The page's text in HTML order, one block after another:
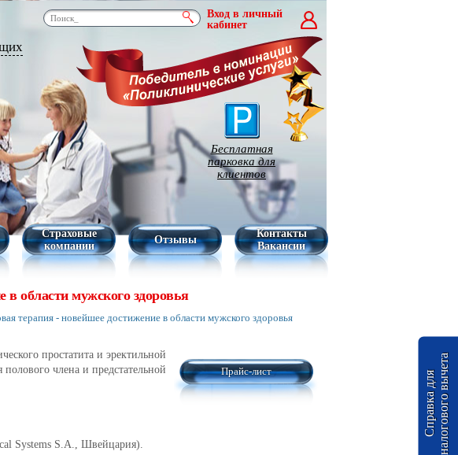
Вход в личный
кабинет
Бесплатная
парковка для
клиентов
Страховые
компании
Отзывы
Контакты
Вакансии
в области мужского здоровья
терапия - новейшее достижение в области мужского здоровья
Прайс-лист
простатита и эректильной
члена и предстательной
Systems S.A., Швейцария).
С
п
р
а
в
к
а
д
л
я
н
а
л
о
г
о
в
о
г
о
в
ы
ч
е
та